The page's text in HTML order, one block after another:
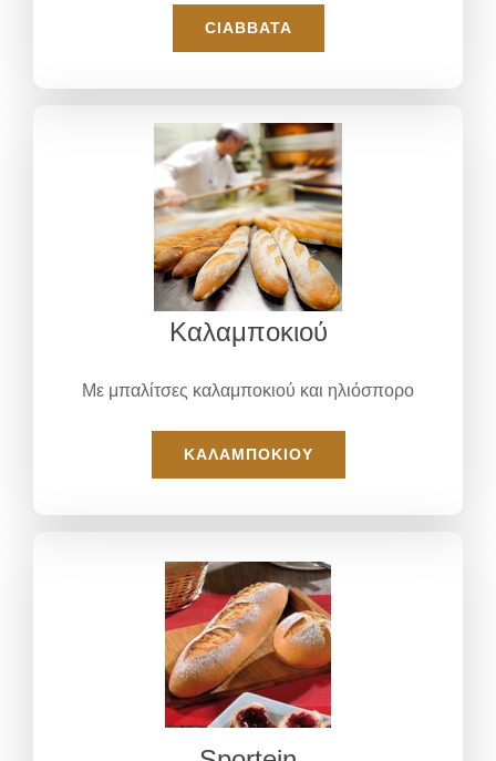
CIABBATA
Καλαμποκιού
Με μπαλίτσες καλαμποκιού και ηλιόσπορο
ΚΑΛΑΜΠΟΚΙΟΎ